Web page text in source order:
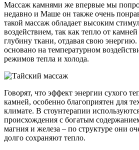
Массаж камнями же впервые мы
недавно и Маше он также очень
такой массаж обладает высоким
воздействием, так как тепло от
глубину ткани, отдавая свою
основано на температурном
режимов тепла и холода.
Говорят, что эффект энергии сухого
камней, особенно благоприятен для
климате. В стоунтерапии
происхождения с богатым
магния и железа – по структуре они
долго сохраняют тепло.